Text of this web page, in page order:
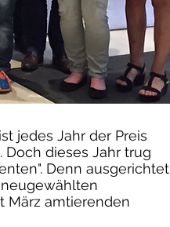
jedes Jahr der Preis
Doch dieses Jahr trug
Denn ausgerichtet
März amtierenden